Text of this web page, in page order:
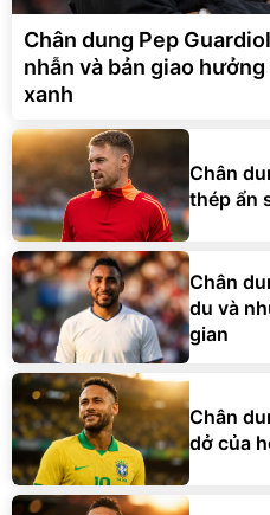
Chân dung Pep
nhẫn và bản giao
xanh
Chân
thép ẩn
Chân
du và
gian
Chân
dở của